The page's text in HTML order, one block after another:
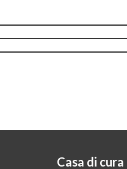
Casa di cura